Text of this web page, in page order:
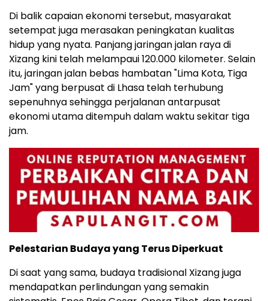
Di balik capaian ekonomi tersebut, masyarakat
setempat juga merasakan peningkatan kualitas
hidup yang nyata. Panjang jaringan jalan raya di
Xizang kini telah melampaui 120.000 kilometer. Selain
itu, jaringan jalan bebas hambatan "Lima Kota, Tiga
Jam" yang berpusat di Lhasa telah terhubung
sepenuhnya sehingga perjalanan antarpusat
ekonomi utama ditempuh dalam waktu sekitar tiga
jam.
Pelestarian Budaya yang Terus Diperkuat
Di saat yang sama, budaya tradisional Xizang juga
mendapatkan perlindungan yang semakin